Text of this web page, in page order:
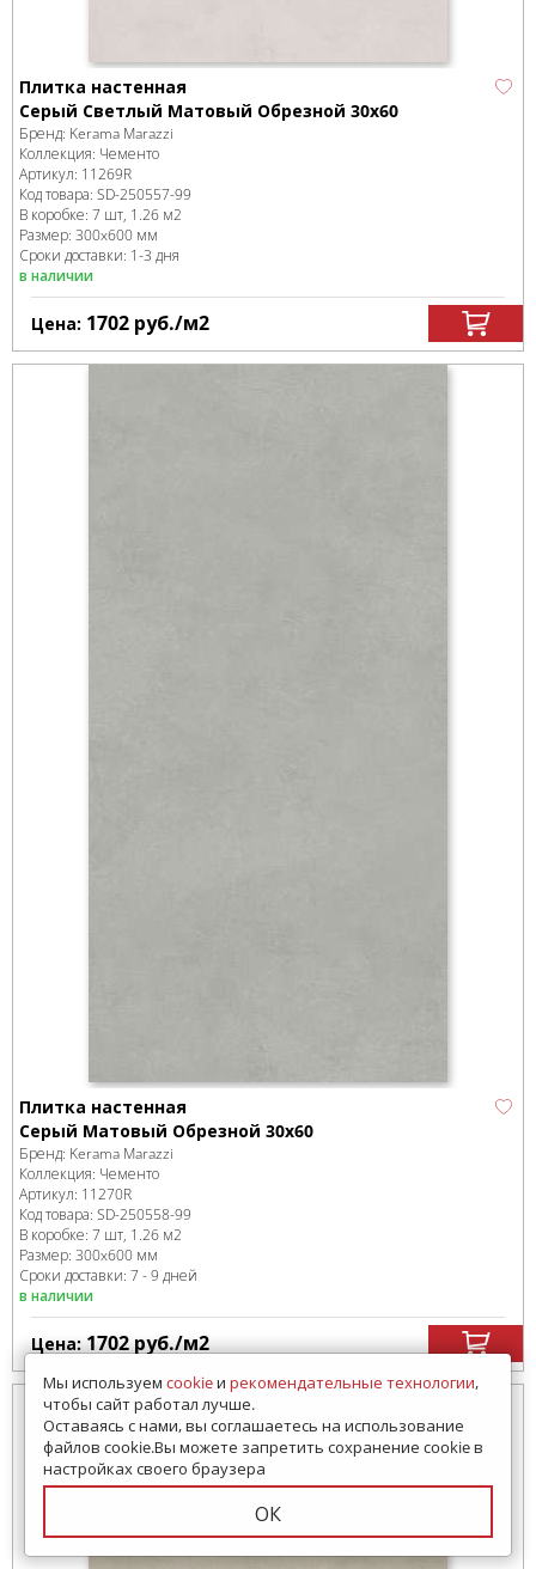
Плитка настенная
Серый Светлый Матовый Обрезной 30x60
Бренд: Kerama Marazzi
Коллекция: Чементо
Артикул: 11269R
Код товара: SD-250557-99
В коробке: 7 шт, 1.26 м2
Размер: 300x600 мм
Сроки доставки: 1-3 дня
в наличии
Цена: 1702 руб./м2
Плитка настенная
Серый Матовый Обрезной 30x60
Бренд: Kerama Marazzi
Коллекция: Чементо
Артикул: 11270R
Код товара: SD-250558-99
В коробке: 7 шт, 1.26 м2
Размер: 300x600 мм
Сроки доставки: 7 - 9 дней
в наличии
Цена:1702руб./м2
Мы используем cookieи рекомендательные технологии,
чтобы сайт работал лучше.
Оставаясь с нами, вы соглашаетесь на использование
файлов cookie.Вы можете запретить сохранение cookie в
настройках своего браузера
ОК